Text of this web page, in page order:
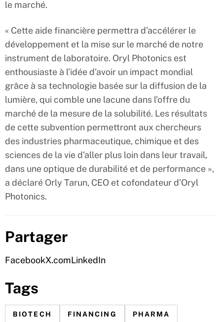
le marché.
« Cette aide financière permettra d’accélérer le
développement et la mise sur le marché de notre
instrument de laboratoire. Oryl Photonics est
enthousiaste à l’idée d’avoir un impact mondial
grâce à sa technologie basée sur la diffusion de la
lumière, qui comble une lacune dans l’offre du
marché de la mesure de la solubilité. Les résultats
de cette subvention permettront aux chercheurs
des industries pharmaceutique, chimique et des
sciences de la vie d’aller plus loin dans leur travail,
dans une optique de durabilité et de performance »,
a déclaré Orly Tarun, CEO et cofondateur d’Oryl
Photonics.
Partager
FacebookX.comLinkedIn
Tags
BIOTECH FINANCING PHARMA